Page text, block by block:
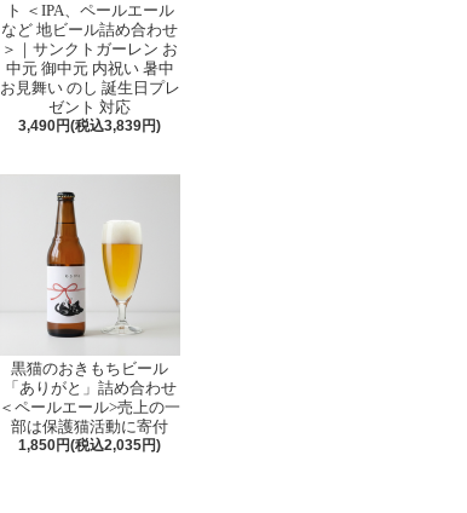
ト ＜IPA、ペールエール
など 地ビール詰め合わせ
＞｜サンクトガーレン お
中元 御中元 内祝い 暑中
お見舞い のし 誕生日プレ
ゼント 対応
3,490円(税込3,839円)
黒猫のおきもちビール
「ありがと」詰め合わせ
＜ペールエール>売上の一
部は保護猫活動に寄付
1,850円(税込2,035円)